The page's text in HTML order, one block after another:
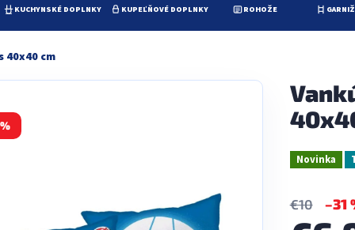
KUCHYNSKÉ DOPLNKY KUPEĽŇOVÉ DOPLNKY ROHOŽE
40x40 cm
Novinka
€10 –31